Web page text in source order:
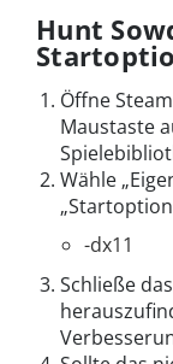
Hunt
Öffne
Maustaste
Wähle
-dx11
Schließe